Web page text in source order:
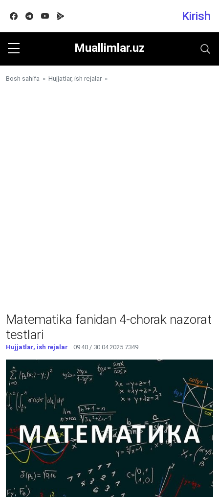
FacebookTelegram
Youtube Kirish
Muallimlar.uz
Bosh sahifa » Hujjatlar, ish rejalar»
Matematika fanidan 4-chorak nazorat
testlari
Hujjatlar, ish rejalar 09:40 / 30.04.2025 7349